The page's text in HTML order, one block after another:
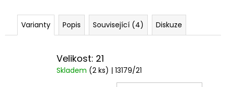
Varianty Popis Související (4) Diskuze
Velikost: 21
Skladem (2 ks) | 13179/21